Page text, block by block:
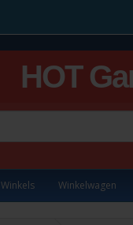
HOT
Winkels Winkelwagen